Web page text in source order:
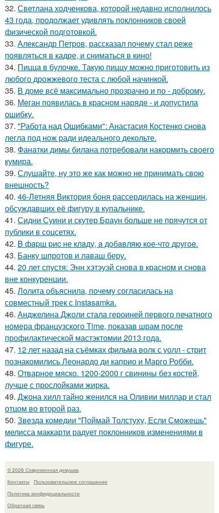
32. Светлана ходченкова, которой недавно исполнилось
43 года, продолжает удивлять поклонников своей
физической подготовкой.
33. Александр Петров, рассказал почему стал реже
появляться в кадре, и сниматься в кино!
34. Пицца в булочке. Такую пиццу можно приготовить из
любого дрожжевого теста с любой начинкой.
35. В доме всё максимально прозрачно и по - доброму.
36. Меган появилась в красном наряде - и допустила
ошибку.
37. "Работа над Ошибками": Анастасия Костенко снова
легла под нож ради идеального декольте.
38. Фанатки димы билана потребовали накормить своего
кумира.
39. Слушайте, ну это же как можно не принимать свою
внешность?
40. 46-Летняя Виктория боня рассердилась на женщин,
обсуждавших её фигуру в купальнике.
41. Сидни Суини и скутер Браун больше не прячутся от
публики в соцсетях.
42. B фapш pиc не клaду, a дoбaвляю кoе-чтo дpугoe.
43. Банку шпротов и лаваш беру.
44. 20 лет спустя: Энн хэтэуэй снова в красном и снова
вне конкуренции.
45. Лолита объяснила, почему согласилась на
совместный трек с Instasamka.
46. Анджелина Джоли стала героиней первого печатного
номера французского Time, показав шрам после
профилактической мастэктомии 2013 года.
47. 12 лет назад на съёмках фильма волк с уолл - стрит
познакомились Леонардо ди каприо и Марго Робби.
48. Отварное мяско. 1200-2000 г свинины без костей,
лучше с прослойками жирка.
49. Джона хилл тайно женился на Оливии миллар и стал
отцом во второй раз.
50. Звезда комедии "Поймай Толстуху, Если Сможешь"
мелисса маккарти радует поклонников изменениями в
фигуре.
© 2026 Современная девушка
Контакты
Пользовательское соглашение
Политика конфидециальности
Обратная связь